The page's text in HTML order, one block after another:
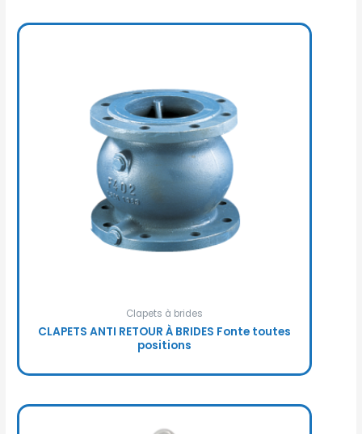
Clapets à brides
CLAPETS ANTI RETOUR À BRIDES Fonte toutes
positions